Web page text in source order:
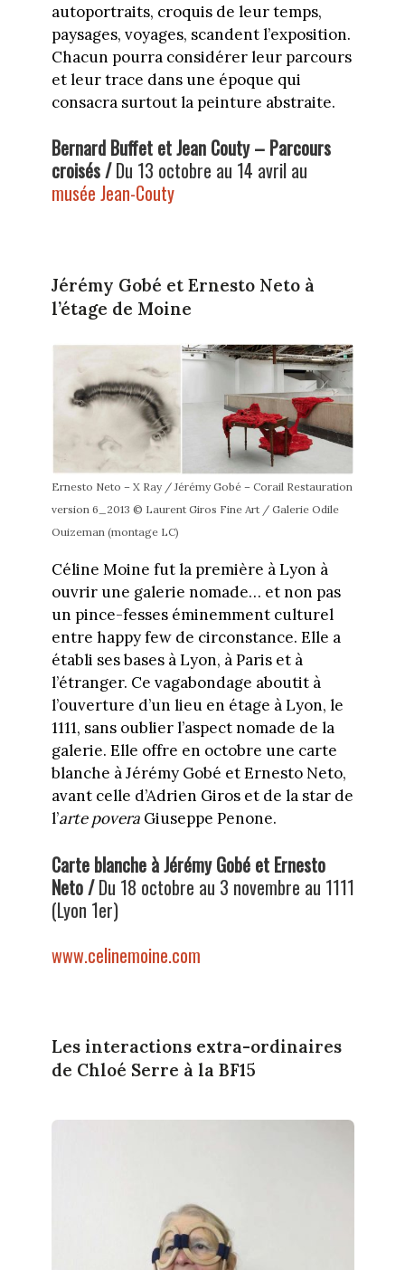
autoportraits, croquis de leur temps,
paysages, voyages, scandent l’exposition.
Chacun pourra considérer leur parcours
et leur trace dans une époque qui
consacra surtout la peinture abstraite.
Bernard Buffet et Jean Couty – Parcours
croisés /Du 13 octobre au 14 avril au
musée Jean-Couty
Jérémy Gobé et Ernesto Neto à
l’étage de Moine
Ernesto Neto – X Ray / Jérémy Gobé – Corail Restauration
version 6_2013 © Laurent Giros Fine Art / Galerie Odile
Ouizeman (montage LC)
Céline Moine fut la première à Lyon à
ouvrir une galerie nomade… et non pas
un pince-fesses éminemment culturel
entre happy few de circonstance. Elle a
établi ses bases à Lyon, à Paris et à
l’étranger. Ce vagabondage aboutit à
l’ouverture d’un lieu en étage à Lyon, le
1111, sans oublier l’aspect nomade de la
galerie. Elle offre en octobre une carte
blanche à Jérémy Gobé et Ernesto Neto,
avant celle d’Adrien Giros et de la star de
l’arte povera Giuseppe Penone.
Carte blanche à Jérémy Gobé et Ernesto
Neto /Du 18 octobre au 3 novembre au 1111
(Lyon 1er)
www.celinemoine.com
Les interactions extra-ordinaires
de Chloé Serre à la BF15